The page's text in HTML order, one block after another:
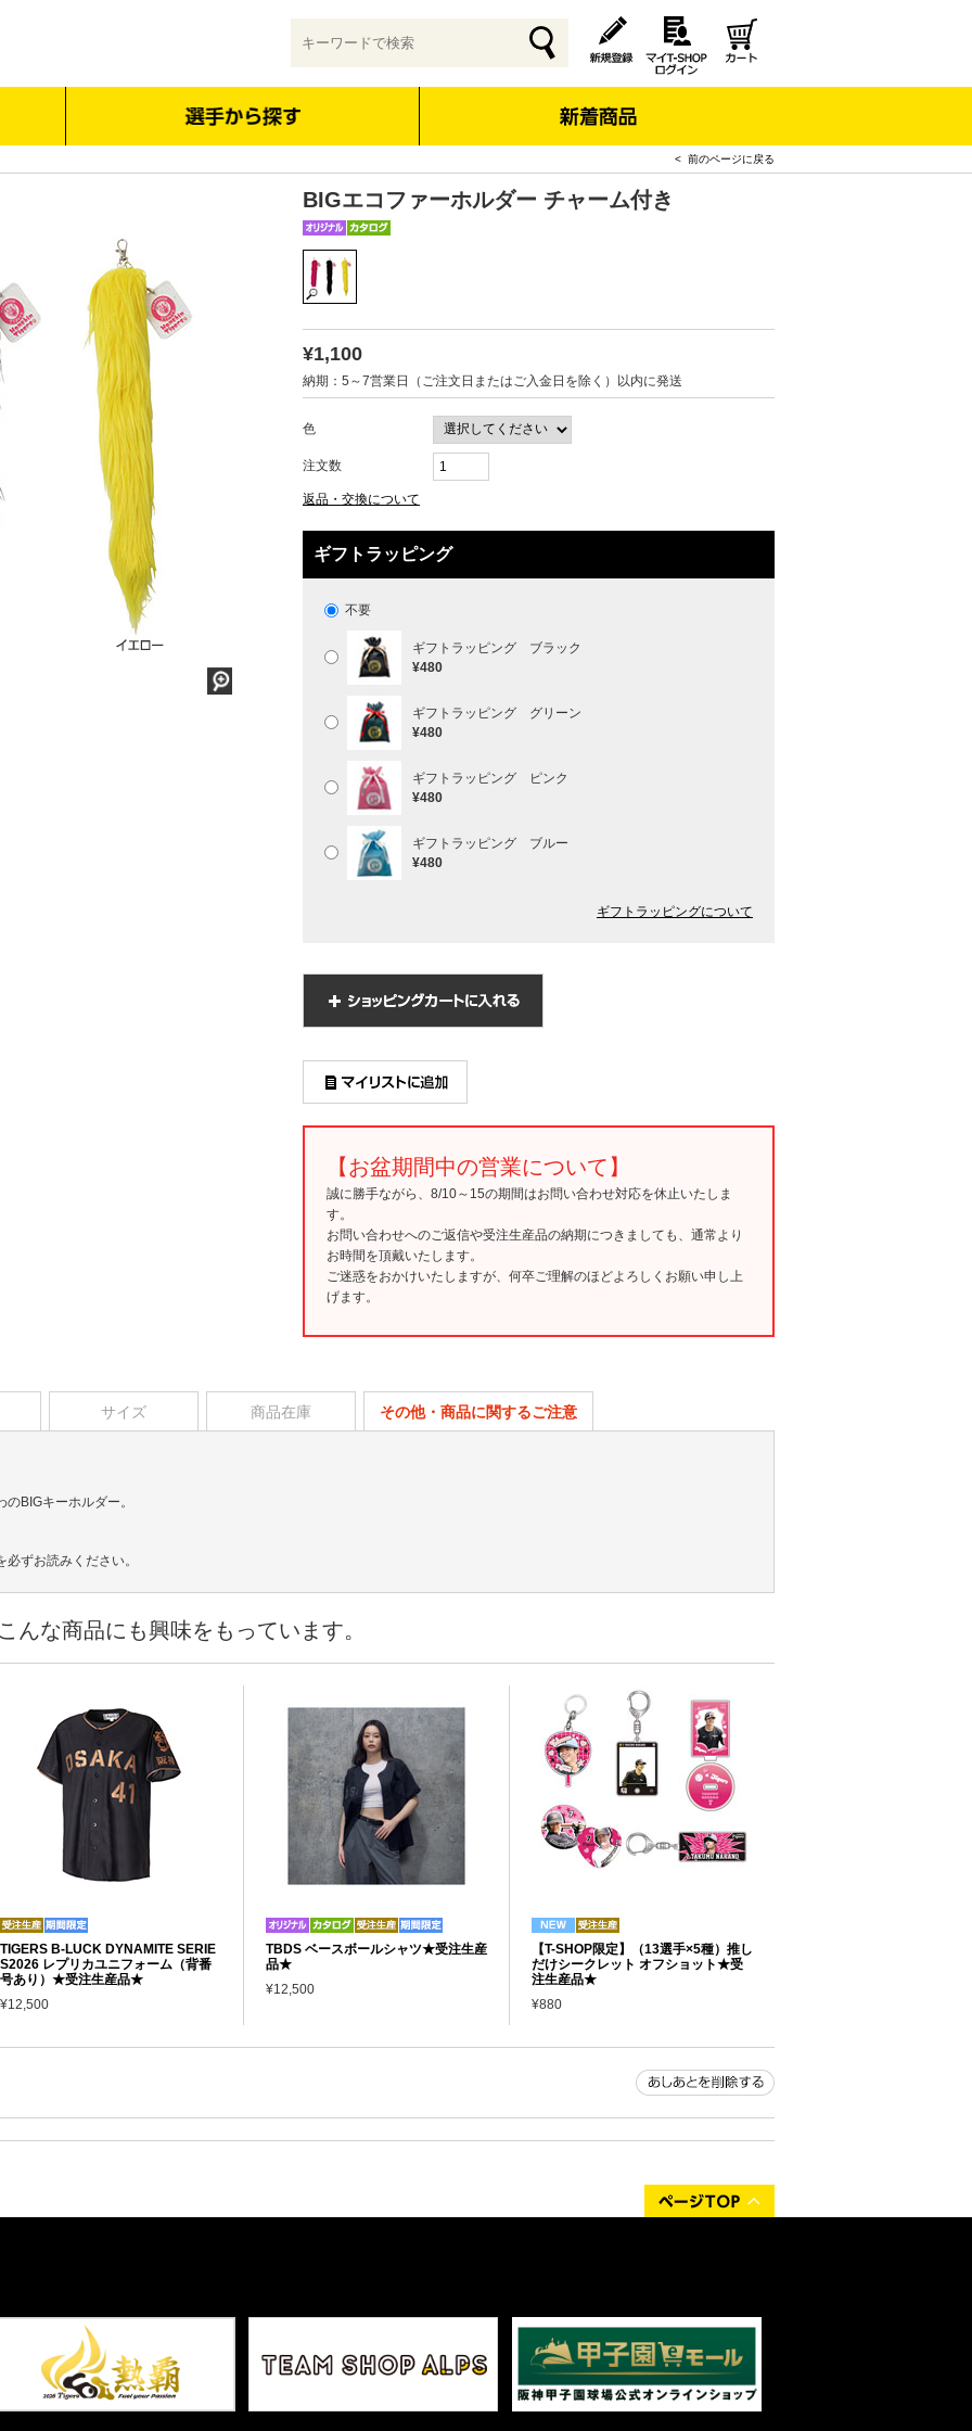
< 前のページに戻る
BIGエコファーホルダー チャーム付き
¥1,100
納期：5～7営業日（ご注文日またはご入金日を除く）以内に発送
色
注文数
返品・交換について
ギフトラッピング
不要
ギフトラッピング ブラック
¥480
ギフトラッピング グリーン
¥480
ギフトラッピング ピンク
¥480
ギフトラッピング ブルー
¥480
ギフトラッピングについて
【お盆期間中の営業について】
誠に勝手ながら、8/10～15の期間はお問い合わせ対応を休止いたしま
す。
お問い合わせへのご返信や受注生産品の納期につきましても、通常より
お時間を頂戴いたします。
ご迷惑をおかけいたしますが、何卒ご理解のほどよろしくお願い申し上
げます。
サイズ 商品在庫 その他・商品に関するご注意
BIGキーホルダー。
ずお読みください。
んな商品にも興味をもっています。
TIGERS B-LUCK DYNAMITE SERIE
S2026 レプリカユニフォーム（背番
号あり）★受注生産品★
¥12,500
TBDS ベースボールシャツ★受注生産
品★
¥12,500
【T-SHOP限定】（13選手×5種）推し
だけシークレット オフショット★受
注生産品★
¥880